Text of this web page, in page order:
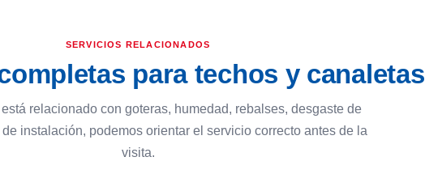
SERVICIOS RELACIONADOS
para techos y canaletas
relacionado con goteras, humedad, rebalses, desgaste de
instalación, podemos orientar el servicio correcto antes de la
visita.